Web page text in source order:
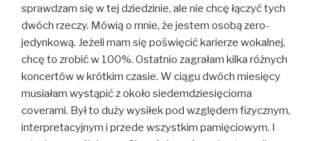
sprawdzam się w tej dziedzinie, ale nie chcę łączyć tych
dwóch rzeczy. Mówią o mnie, że jestem osobą zero-
jedynkową. Jeżeli mam się poświęcić karierze wokalnej,
chcę to zrobić w 100%. Ostatnio zagrałam kilka różnych
koncertów w krótkim czasie. W ciągu dwóch miesięcy
musiałam wystąpić z około siedemdziesięcioma
coverami. Był to duży wysiłek pod względem fizycznym,
interpretacyjnym i przede wszystkim pamięciowym. I